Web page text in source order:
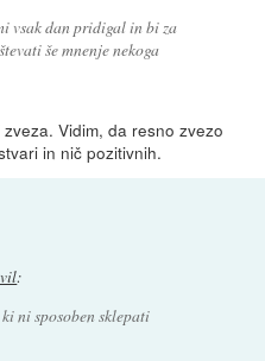
vsak dan pridigal in bi za
še mnenje nekoga
Vidim, da resno zvezo
in nič pozitivnih.
:
ni sposoben sklepati